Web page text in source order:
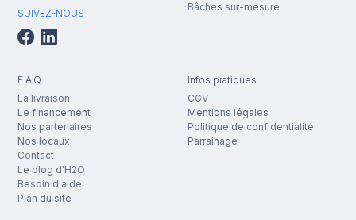
SUIVEZ-NOUS
Bâches sur-mesure
F.A.Q.
La livraison
Le financement
Nos partenaires
Nos locaux
Contact
Le blog d'H2O
Besoin d'aide
Plan du site
Infos pratiques
CGV
Mentions légales
Politique de confidentialité
Parrainage